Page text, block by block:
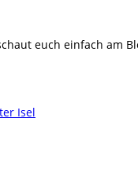
euch einfach am